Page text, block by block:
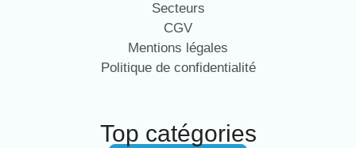
Secteurs
CGV
Mentions légales
Politique de confidentialité
Top catégories